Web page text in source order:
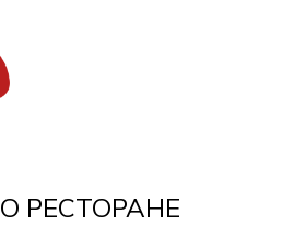
О РЕСТОРАНЕ